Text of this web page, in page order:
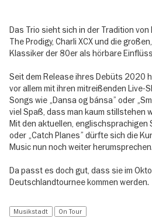
Das Trio sieht sich in der Tradition
The Prodigy, Charli XCX und die
Klassiker der 80er als hörbare
Seit dem Release ihres Debüts 2020
vor allem mit ihren mitreißenden Live-
Songs wie „Dansa og bánsa” oder
viel Spaß, dass man kaum stillstehen
Mit den aktuellen, englischsprachigen
oder „Catch Planes” dürfte sich die
Music nun noch weiter herumsprechen.
Da passt es doch gut, dass sie im
Deutschlandtournee kommen werden.
Musikstadt On Tour